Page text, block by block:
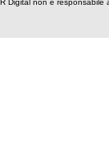
R Digital non è responsabile